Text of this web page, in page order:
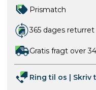
Prismatch
365 dages returret
Gratis fragt over
Ring til os | Skriv